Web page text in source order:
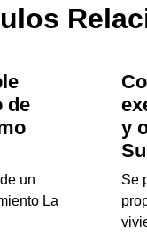
de
un
La
y
Se